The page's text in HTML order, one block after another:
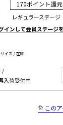
170ポイント還元
レギュラーステージ
インして会員ステージ
サイズ / 在庫
/
入荷受付中
この